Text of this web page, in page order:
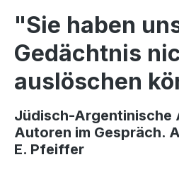
"Sie haben
Gedächtnis
auslöschen
Jüdisch-Argentinische
Autoren im Gespräch.
E. Pfeiffer